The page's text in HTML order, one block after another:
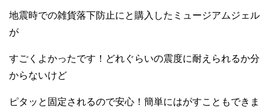
地震時での雑貨落下防止にと購入したミュージアムジェル
が
すごくよかったです！どれぐらいの震度に耐えられるか分
からないけど
ピタッと固定されるので安心！簡単にはがすこともできま